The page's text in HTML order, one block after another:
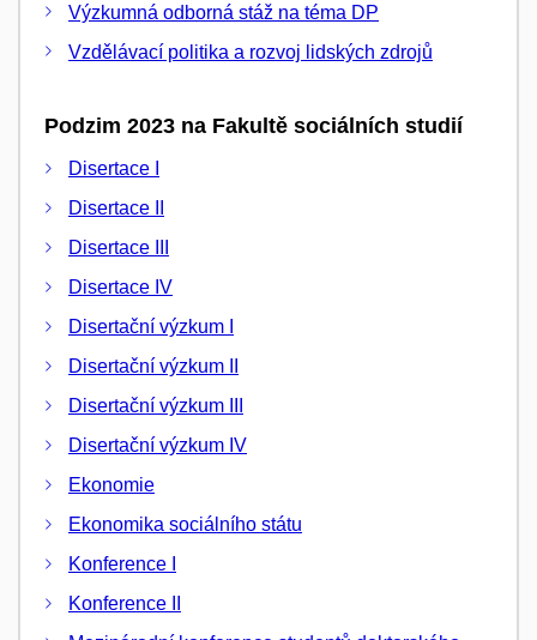
Výzkumná odborná stáž na téma DP
Vzdělávací politika a rozvoj lidských zdrojů
Podzim 2023 na Fakultě sociálních studií
Disertace I
Disertace II
Disertace III
Disertace IV
Disertační výzkum I
Disertační výzkum II
Disertační výzkum III
Disertační výzkum IV
Ekonomie
Ekonomika sociálního státu
Konference I
Konference II